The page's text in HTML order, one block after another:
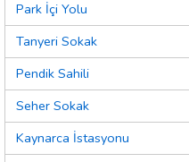
Park İçi Yolu
Tanyeri Sokak
Pendik Sahili
Seher Sokak
Kaynarca İstasyonu